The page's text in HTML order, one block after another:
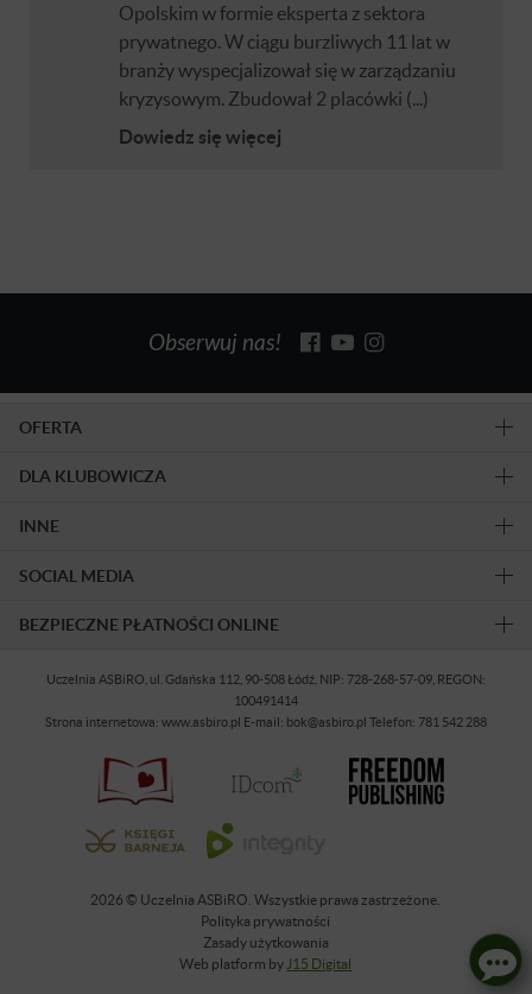
Opolskim w formie eksperta z sektora
prywatnego. W ciągu burzliwych 11 lat w
branży wyspecjalizował się w zarządzaniu
kryzysowym. Zbudował 2 placówki (...)
Dowiedz się więcej
Obserwuj nas!
OFERTA
DLA KLUBOWICZA
INNE
SOCIAL MEDIA
BEZPIECZNE PŁATNOŚCI ONLINE
Uczelnia ASBiRO, ul. Gdańska 112, 90-508 Łódź, NIP: 728-268-57-09, REGON:
100491414
Strona internetowa: www.asbiro.pl E-mail: bok@asbiro.pl Telefon: 781 542 288
2026 © Uczelnia ASBiRO. Wszystkie prawa zastrzeżone.
Polityka prywatności
Zasady użytkowania
Web platform byJ15 Digital